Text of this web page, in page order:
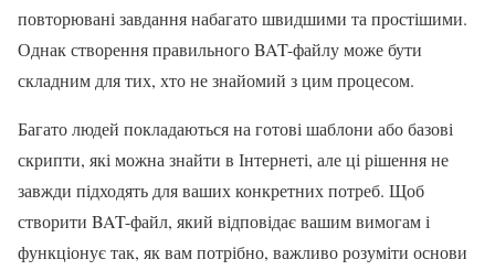
повторювані завдання набагато швидшими та простішими.
Однак створення правильного BAT-файлу може бути
складним для тих, хто не знайомий з цим процесом.
Багато людей покладаються на готові шаблони або базові
скрипти, які можна знайти в Інтернеті, але ці рішення не
завжди підходять для ваших конкретних потреб. Щоб
створити BAT-файл, який відповідає вашим вимогам і
функціонує так, як вам потрібно, важливо розуміти основи